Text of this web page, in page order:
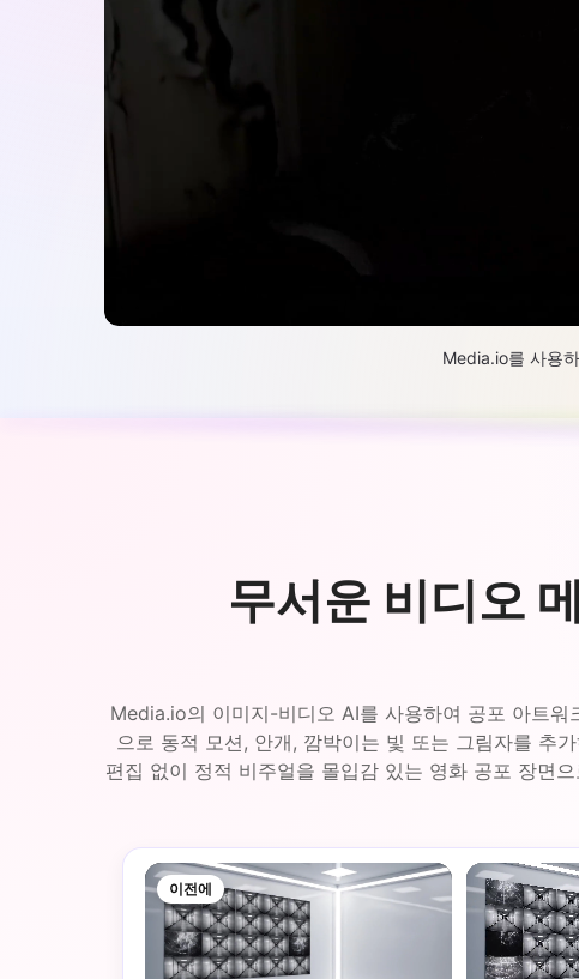
Media.io를 사용
무서운 비디오
Media.io의 이미지-비디오 AI를 사용하여 공포 아트
으로 동적 모션, 안개, 깜박이는 빛 또는 그림자를 추
편집 없이 정적 비주얼을 몰입감 있는 영화 공포 장면
이전에